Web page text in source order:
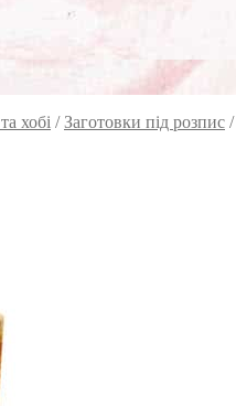
хобі /Заготовки під розпис /